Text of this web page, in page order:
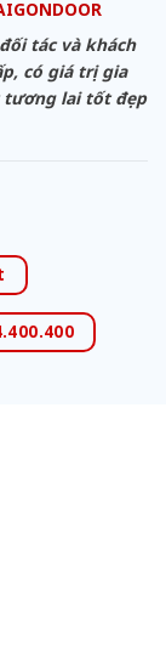
tác và khách
có giá trị gia
tương lai tốt đẹp